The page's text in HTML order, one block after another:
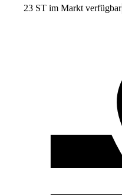
23 ST im Markt verfügbar